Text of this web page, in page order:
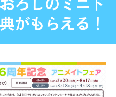
がもらえる！